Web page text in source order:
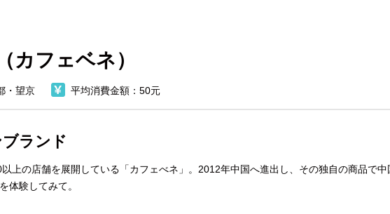
カフェベネ）
・望京 平均消費金額：50元
ランド
上の店舗を展開している「カフェべネ」。2012年中国へ進出し、その独自の商品で中
体験してみて。